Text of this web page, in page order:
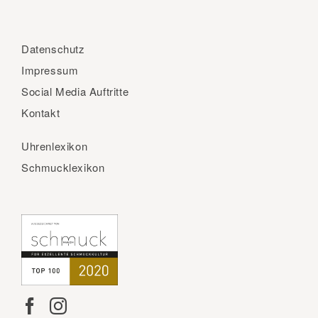
Datenschutz
Impressum
Social Media Auftritte
Kontakt
Uhrenlexikon
Schmucklexikon